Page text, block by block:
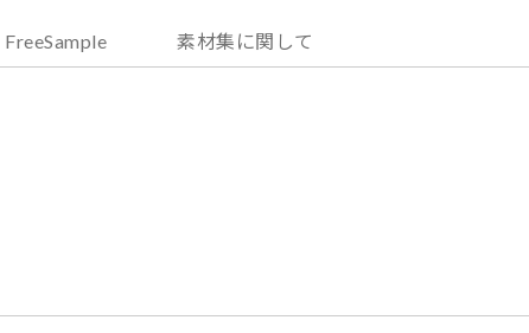
FreeSample 素材集に関して